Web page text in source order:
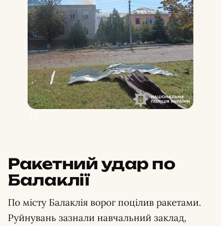
Ракетний удар по
Балаклії
По місту Балаклія ворог поцілив ракетами.
Руйнувань зазнали навчальний заклад,